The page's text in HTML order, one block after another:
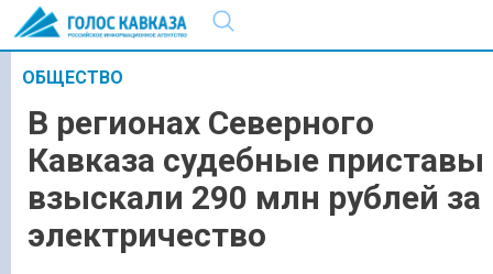
ОБЩЕСТВО
В регионах Северного
Кавказа судебные приставы
взыскали 290 млн рублей за
электричество